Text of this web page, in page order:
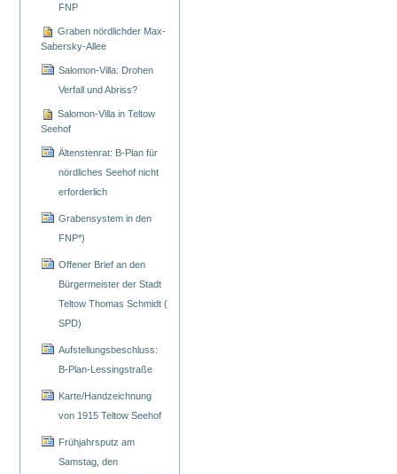
FNP
Graben nördlichder Max-
Sabersky-Allee
Salomon-Villa: Drohen
Verfall und Abriss?
Salomon-Villa in Teltow
Seehof
Ältenstenrat: B-Plan für
nördliches Seehof nicht
erforderlich
Grabensystem in den
FNP*)
Offener Brief an den
Bürgermeister der Stadt
Teltow Thomas Schmidt (
SPD)
Aufstellungsbeschluss:
B-Plan-Lessingstraße
Karte/Handzeichnung
von 1915 Teltow Seehof
Frühjahrsputz am
Samstag, den